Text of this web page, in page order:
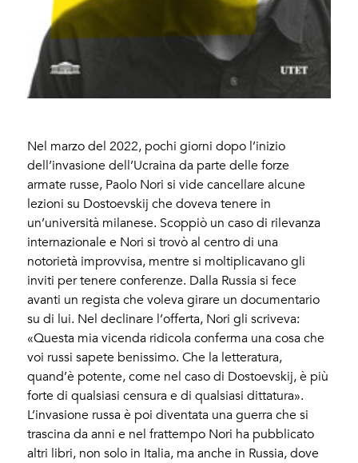
Nel marzo del 2022, pochi giorni dopo l’inizio
dell’invasione dell’Ucraina da parte delle forze
armate russe, Paolo Nori si vide cancellare alcune
lezioni su Dostoevskij che doveva tenere in
un’università milanese. Scoppiò un caso di rilevanza
internazionale e Nori si trovò al centro di una
notorietà improvvisa, mentre si moltiplicavano gli
inviti per tenere conferenze. Dalla Russia si fece
avanti un regista che voleva girare un documentario
su di lui. Nel declinare l’offerta, Nori gli scriveva:
«Questa mia vicenda ridicola conferma una cosa che
voi russi sapete benissimo. Che la letteratura,
quand’è potente, come nel caso di Dostoevskij, è più
forte di qualsiasi censura e di qualsiasi dittatura».
L’invasione russa è poi diventata una guerra che si
trascina da anni e nel frattempo Nori ha pubblicato
altri libri, non solo in Italia, ma anche in Russia, dove